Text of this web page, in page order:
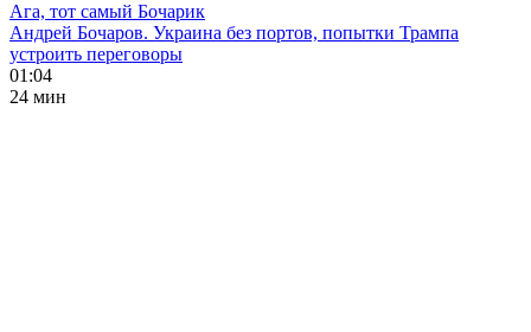
Ага, тот самый Бочарик
Андрей Бочаров. Украина без портов, попытки Трампа
устроить переговоры
01:04
24 мин